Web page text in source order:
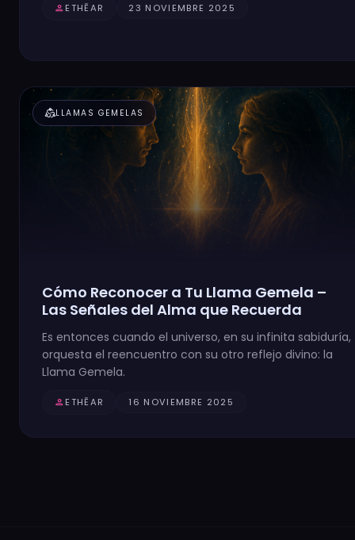
personETHĒAR 23 NOVIEMBRE 2025
diversity_2LLAMAS GEMELAS
Cómo Reconocer a Tu Llama Gemela –
Las Señales del Alma que Recuerda
Es entonces cuando el universo, en su infinita sabiduría,
orquesta el reencuentro con su otro reflejo divino: la
Llama Gemela.
personETHĒAR 16 NOVIEMBRE 2025